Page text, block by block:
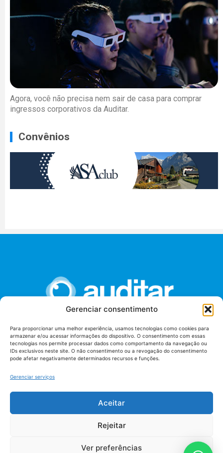
Gerenciar consentimento
Para proporcionar uma melhor experiência, usamos tecnologias como cookies para
armazenar e/ou acessar informações do dispositivo. O consentimento com essas
tecnologias nos permite processar dados como comportamento da navegação ou
IDs exclusivos neste site. O não consentimento ou a revogação do consentimento
pode afetar negativamente determinados recursos e funções.
Gerenciar serviços
Aceitar
Rejeitar
Ver preferências
Agora, você não precisa nem sair de casa para comprar
ingressos corporativos da Auditar.
Convênios
União dos Auditores Federais de Controle Externo -
AUDITAR
Setor de Administração Federal Sul (SAF/Sul), Qd. 04, Lt. 01
Tribunal de Contas da União (TCU), Subsolo, Sala S04
Telefone: (61)3527-7292
Termos de uso